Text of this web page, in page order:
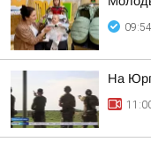
09:54
На